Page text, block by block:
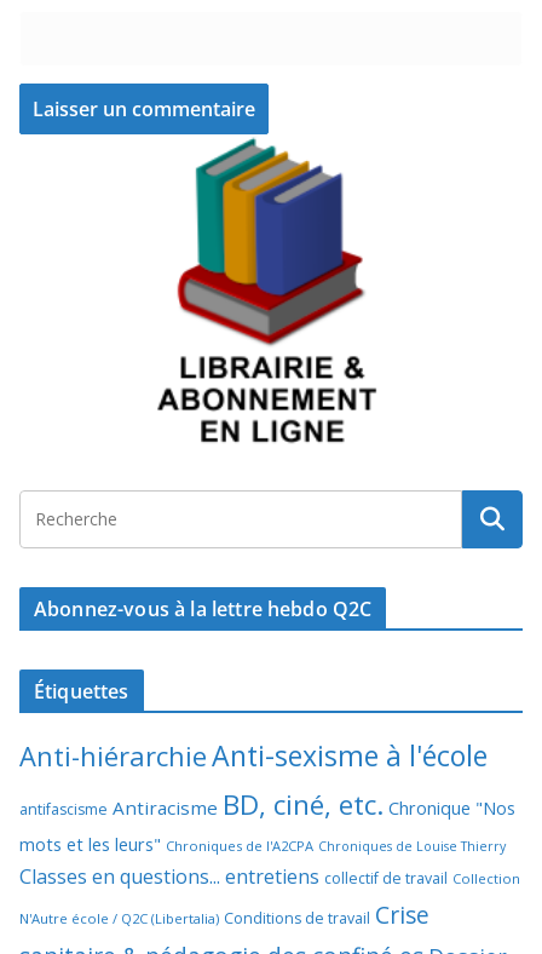
Abonnez-vous à la lettre hebdo Q2C
Étiquettes
Anti-hiérarchieAnti-sexisme à l'école
antifascisme Antiracisme BD, ciné, etc. Chronique "Nos
mots et les leurs" Chroniques de l'A2CPA Chroniques de Louise Thierry
Classes en questions... entretiens collectif de travail Collection
N'Autre école / Q2C (Libertalia) Conditions de travail Crise